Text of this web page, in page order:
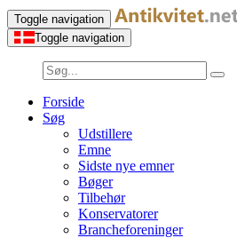
Toggle navigation
Toggle navigation
Forside
Søg
Udstillere
Emne
Sidste nye emner
Bøger
Tilbehør
Konservatorer
Brancheforeninger